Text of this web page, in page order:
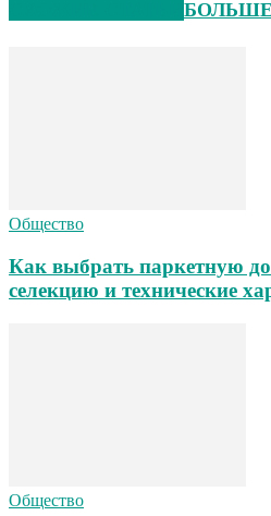
Общество
Как выбрать паркетную
селекцию и технические
Общество